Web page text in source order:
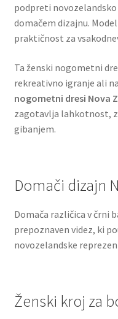
podpreti
domačem dizajnu.
praktičnost za
Ta ženski nogometni
rekreativno igranje ali
nogometni dresi Nova
zagotavlja lahkotnost,
gibanjem.
Domači dizajn
Domača različica v črni
prepoznaven videz, ki
novozelandske
Ženski kroj za